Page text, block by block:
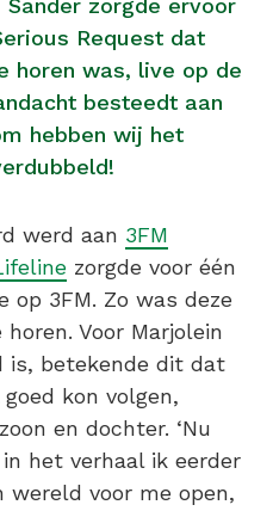
zorgde ervoor
Request dat
horen was, live op de
besteedt aan
hebben wij het
werd aan 3FM
zorgde voor één
op 3FM. Zo was deze
Voor Marjolein
is, betekende dit dat
kon volgen,
en dochter. ‘Nu
het verhaal ik eerder
wereld voor me open,